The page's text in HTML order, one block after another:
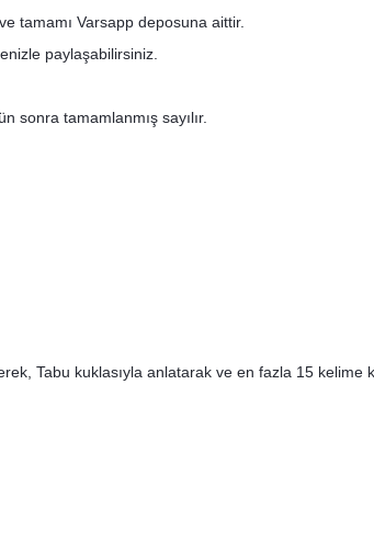
tamamı Varsapp deposuna aittir.
paylaşabilirsiniz.
sonra tamamlanmış sayılır.
Tabu kuklasıyla anlatarak ve en fazla 15